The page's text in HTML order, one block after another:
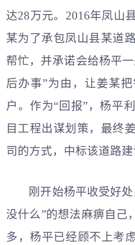
达28万元。2016年凤山
某为了承包凤山县某道
帮忙，并承诺会给杨平
后办事”为由，让姜某
户。作为“回报”，杨平
目工程出谋划策，最终
司的方式，中标该道路建
刚开始杨平收受好
没什么”的想法麻痹自己
多，杨平已经顾不上考